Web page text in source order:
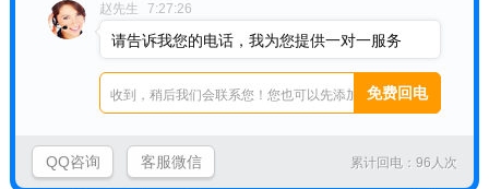
帆布袋在日常生活中使用起来怎么样呢
帆布袋厂家告诉您帆布袋的一些优点
赵先生 7:27:26
请告诉我您的电话，我为您提供一对一服务
累计回电：96人次
QQ咨询 客服微信